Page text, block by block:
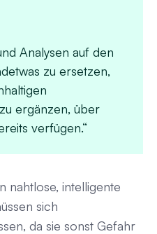
Analysen auf den
zu ersetzen,
ergänzen, über
verfügen.“
nahtlose, intelligente
sich
da sie sonst Gefahr